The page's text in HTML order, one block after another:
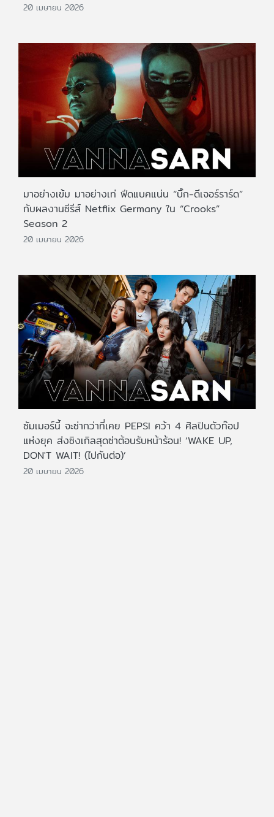
20 เมษายน 2026
มาอย่างเข้ม มาอย่างเท่ ฟีดแบคแน่น “บิ๊ก-ดีเจอร์ราร์ด”
กับผลงานซีรีส์ Netflix Germany ใน “Crooks”
Season 2
20 เมษายน 2026
ซัมเมอร์นี้ จะซ่ากว่าที่เคย PEPSI คว้า 4 ศิลปินตัวท๊อป
แห่งยุค ส่งซิงเกิลสุดซ่าต้อนรับหน้าร้อน! ‘WAKE UP,
DON'T WAIT! (ไปกันต่อ)’
20 เมษายน 2026